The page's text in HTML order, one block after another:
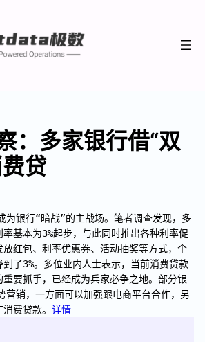
：多家银行借“双
贷
为银行“暗战”的主战场。笔者调查发现，多
基本为3%起步，与此同时推出各种利率促
红包、利率优惠券、活动抽奖等方式，个
了3%。多位业内人士表示，当前消费贷款
要抓手，已经成为兵家必争之地。部分银
营销，一方面可以加强跟电商平台合作，另
费贷款。 详情